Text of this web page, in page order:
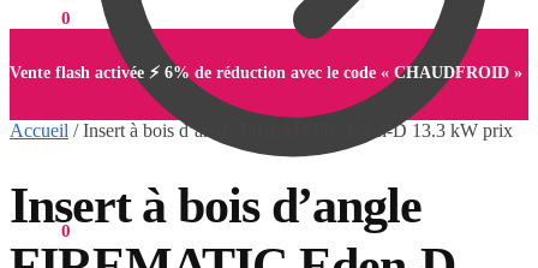
0
0
Vente flash activée ⚡ 6% de réduction avec le code « CHAUDFROID »
Accueil /Insert à bois d’angle FIREMATIC Eden-D 13.3 kW prix
Insert à bois d’angle